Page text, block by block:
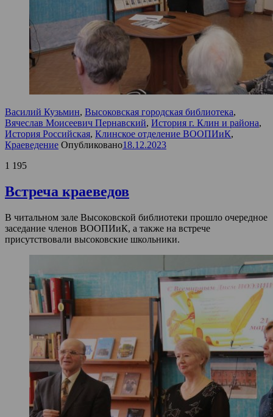
Василий Кузьмин, Высоковская городская библиотека,
Вячеслав Моисеевич Пернавский, История г. Клин и района,
История Российская, Клинское отделение ВООПИиК,
Краеведение Опубликовано18.12.2023
1 195
Встреча краеведов
В читальном зале Высоковской библиотеки прошло очередное
заседание членов ВООПИиК, а также на встрече
присутствовали высоковские школьники.